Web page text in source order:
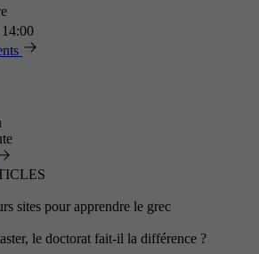
sites pour apprendre le grec
le doctorat fait-il la différence ?